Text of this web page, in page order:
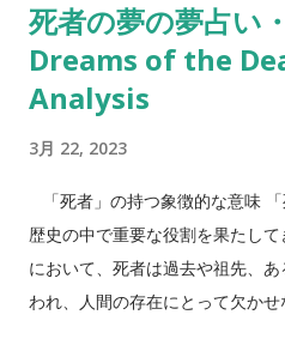
ことを示すことがあります。 カ
する昆虫です。日本の古代神話「
中には、カブトムシに変身でき
子供たちにとって、夏の風物詩
タの夢占い バッタは、不安定さ
夢の中でバッタが登場する場合
状況にある可能性があることを示
の夢占い カマキリは、自己防衛
夢の中でカマキリが登場する場
死者の夢の夢占い
Dreams of the
Analysis
3月 22, 2023
「死者」の持つ象徴的な意味
歴史の中で重要な役割を果たし
において、死者は過去や祖先、
われ、人間の存在にとって欠か